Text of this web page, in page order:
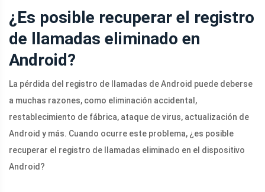
¿Es posible recuperar el registro
de llamadas eliminado en
Android?
La pérdida del registro de llamadas de Android puede deberse
a muchas razones, como eliminación accidental,
restablecimiento de fábrica, ataque de virus, actualización de
Android y más. Cuando ocurre este problema, ¿es posible
recuperar el registro de llamadas eliminado en el dispositivo
Android?